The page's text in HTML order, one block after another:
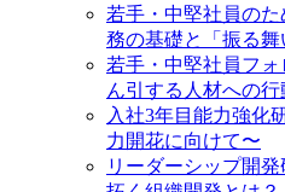
若手・中堅社員の
務の基礎と「振る
若手・中堅社員フ
ん引する人材への
入社3年目能力強化
力開花に向けて〜
リーダーシップ開